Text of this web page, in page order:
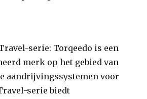
serie: Torqeedo is een
merk op het gebied van
aandrijvingssystemen voor
serie biedt